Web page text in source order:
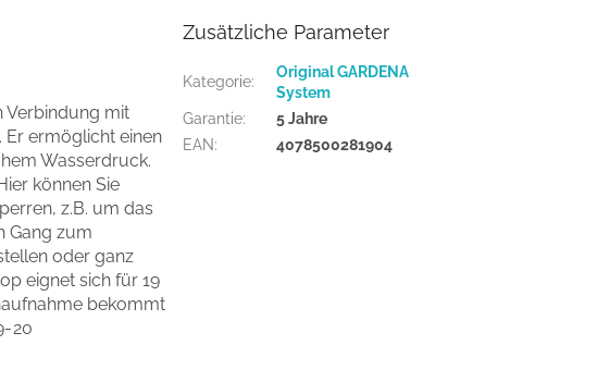
Verbindung mit
Er ermöglicht einen
Wasserdruck.
können Sie
z.B. um das
Gang zum
oder ganz
eignet sich für 19
bekommt
20
Zusätzliche Parameter
Kategorie:
Original GARDENA
System
Garantie:
5 Jahre
EAN: 4078500281904